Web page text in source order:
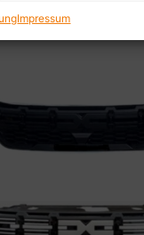
Impressum